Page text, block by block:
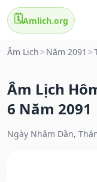
🗓️Amlich.org
Âm Lịch > Năm 2091 >
Âm Lịch
6 Năm 2091
Ngày Nhâm Dần,